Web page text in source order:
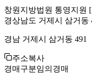
창원지방법원 통영지원
경상남도 거제시 삼거동
경남 거제시 삼거동 491
주소복사
경매구분임의경매